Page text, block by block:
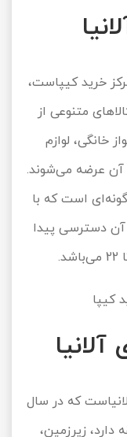
خرید کیپاست،
شد و کالاهای متنوعی از
خانگی، لوازم
بیش از 100 فروشگاه آن عرضه می‌شوند.
است که با
آن دسترسی پیدا
کیپا
که در سال
شد، این مرکز خرید 3 طبقه دارد، زیرزمین،